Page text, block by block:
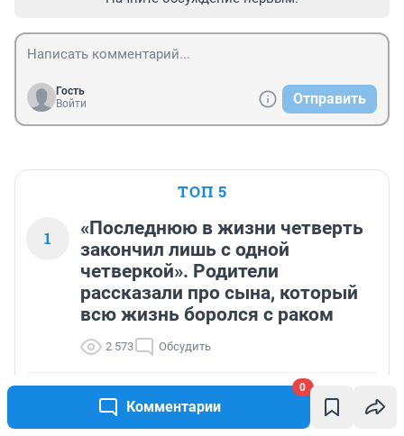
Комментарии
0
Гость
Войти
Отправить
ТОП 5
1
«Последнюю в жизни четверть
закончил лишь с одной
четверкой». Родители
рассказали про сына, который
всю жизнь боролся с раком
2 573 Обсудить
Кто тут воду мутит? Почему нельзя купаться
после 2 августа